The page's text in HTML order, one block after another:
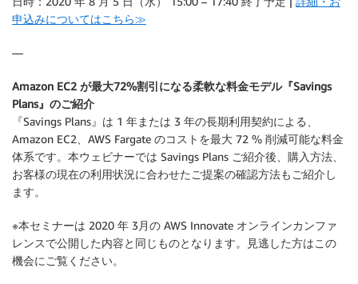
申込みについてはこちら≫
—
Amazon EC2 が最大72%割引になる柔軟な料金モデル『Savings
Plans』のご紹介
『Savings Plans』は 1 年または 3 年の長期利用契約による、
Amazon EC2、AWS Fargate のコストを最大 72 % 削減可能な料金
体系です。本ウェビナーでは Savings Plans ご紹介後、購入方法、
お客様の現在の利用状況に合わせたご提案の確認方法もご紹介し
ます。
※本セミナーは 2020 年 3月の AWS Innovate オンラインカンファ
レンスで公開した内容と同じものとなります。見逃した方はこの
機会にご覧ください。